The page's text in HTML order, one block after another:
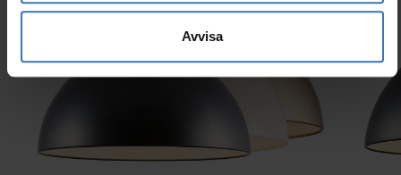
Avvisa